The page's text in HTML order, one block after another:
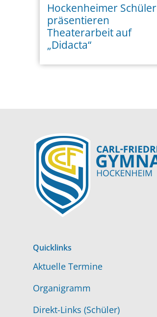
Hockenheimer Schüler
präsentieren
Theaterarbeit auf
„Didacta“
Quicklinks
Aktuelle Termine
Organigramm
Direkt-Links (Schüler)